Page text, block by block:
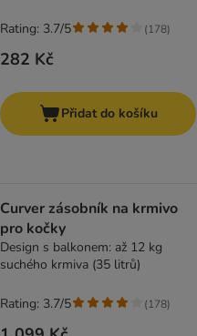
282 Kč
Rating: 3.7/5 (178)
Přidat do košíku
Curver zásobník na krmivo
pro kočky
Design s balkonem: až 12 kg
suchého krmiva (35 litrů)
Rating: 3.7/5 (178)